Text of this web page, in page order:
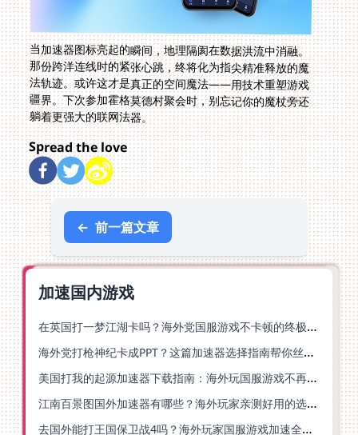
当加速器图标亮起的瞬间，地理隔阂在数据洪流中消融。
那份跨洋连线时的紧张心跳，终将化为指尖精准释放的魔
法轨迹。或许这才是真正的空间魔法——用技术重塑游戏
疆界。下次参加霍格莫德村聚会时，别忘记你的魔杖旁还
躺着更强大的联网法器。
Spread the love
← 前一篇文章
加速国内游戏
在英国打一梦江湖卡吗？海外党国服游戏不卡顿的终极解法
海外党打枪神纪卡成PPT？这篇加速器选择指南帮你丝滑上分
美国打我的起源加速器下载指南：海外玩国服游戏不再卡的终极方案
江南百景图国外加速器有哪些？海外玩家亲测好用的选择与避坑指南
去国外能打王国保卫战4吗？海外玩家国服游戏加速全攻略（附公主连结幻想江湖实测）